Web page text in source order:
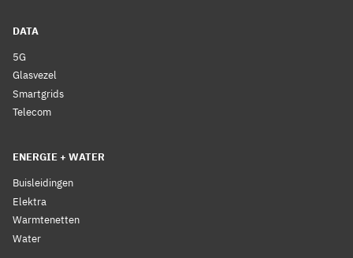
DATA
5G
Glasvezel
Smartgrids
Telecom
ENERGIE + WATER
Buisleidingen
Elektra
Warmtenetten
Water